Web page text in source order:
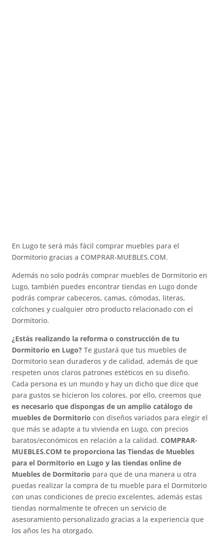
En Lugo te será más fácil comprar muebles para el
Dormitorio gracias a COMPRAR-MUEBLES.COM.
Además no solo podrás comprar muebles de Dormitorio en
Lugo, también puedes encontrar tiendas en Lugo donde
podrás comprar cabeceros, camas, cómodas, literas,
colchones y cualquier otro producto relacionado con el
Dormitorio.
¿Estás realizando la reforma o construcción de tu
Dormitorio en Lugo? Te gustará que tus muebles de
Dormitorio sean duraderos y de calidad, además de que
respeten unos claros patrones estéticos en su diseño.
Cada persona es un mundo y hay un dicho que dice que
para gustos se hicieron los colores, por ello, creemos que
es necesario que dispongas de un amplio catálogo de
muebles de Dormitoriocon diseños variados para elegir el
que más se adapte a tu vivienda en Lugo, con precios
baratos/económicos en relación a la calidad.COMPRAR-
MUEBLES.COM te proporciona las Tiendas de Muebles
para el Dormitorio en Lugo y las tiendas online de
Muebles de Dormitorio para que de una manera u otra
puedas realizar la compra de tu mueble para el Dormitorio
con unas condiciones de precio excelentes, además estas
tiendas normalmente te ofrecen un servicio de
asesoramiento personalizado gracias a la experiencia que
los años les ha otorgado.